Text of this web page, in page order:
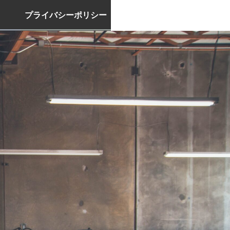
プライバシーポリシー